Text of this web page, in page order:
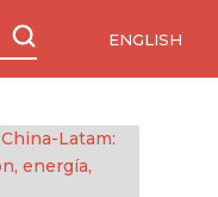
ENGLISH